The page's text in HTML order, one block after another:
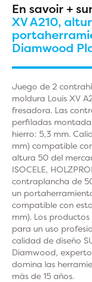
En savoir +
XV A210,
Diamwood
Juego de 2
moldura Louis XV
fresadora. Las
perfiladas
hierro: 5,3 mm.
mm) compatible
altura 50 del
ISOCELE,
contraplancha de
un
compatible con
mm). Los
para un uso
calidad de diseño
Diamwood,
domina las
más de 15 años.